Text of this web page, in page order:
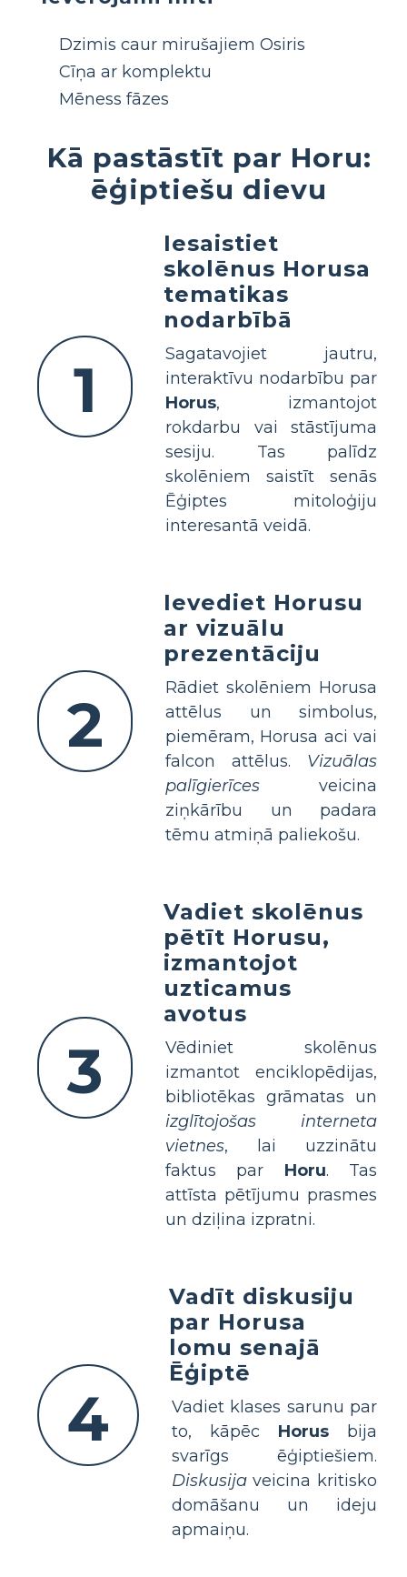
Dzimis caur mirušajiem Osiris
Cīņa ar komplektu
Mēness fāzes
Kā pastāstīt par Horu:
ēģiptiešu dievu
1
Iesaistiet
skolēnus Horusa
tematikas
nodarbībā
Sagatavojiet jautru,
interaktīvu nodarbību par
Horus, izmantojot
rokdarbu vai stāstījuma
sesiju. Tas palīdz
skolēniem saistīt senās
Ēģiptes mitoloģiju
interesantā veidā.
2
Ievediet Horusu
ar vizuālu
prezentāciju
Rādiet skolēniem Horusa
attēlus un simbolus,
piemēram, Horusa aci vai
falcon attēlus. Vizuālas
palīgierīces veicina
ziņkārību un padara
tēmu atmiņā paliekošu.
3
Vadiet skolēnus
pētīt Horusu,
izmantojot
uzticamus
avotus
Vēdiniet skolēnus
izmantot enciklopēdijas,
bibliotēkas grāmatas un
izglītojošas interneta
vietnes, lai uzzinātu
faktus par Horu. Tas
attīsta pētījumu prasmes
un dziļina izpratni.
4
Vadīt diskusiju
par Horusa
lomu senajā
Ēģiptē
Vadiet klases sarunu par
to, kāpēc Horusbija
svarīgs ēģiptiešiem.
Diskusijaveicina kritisko
domāšanu un ideju
apmaiņu.